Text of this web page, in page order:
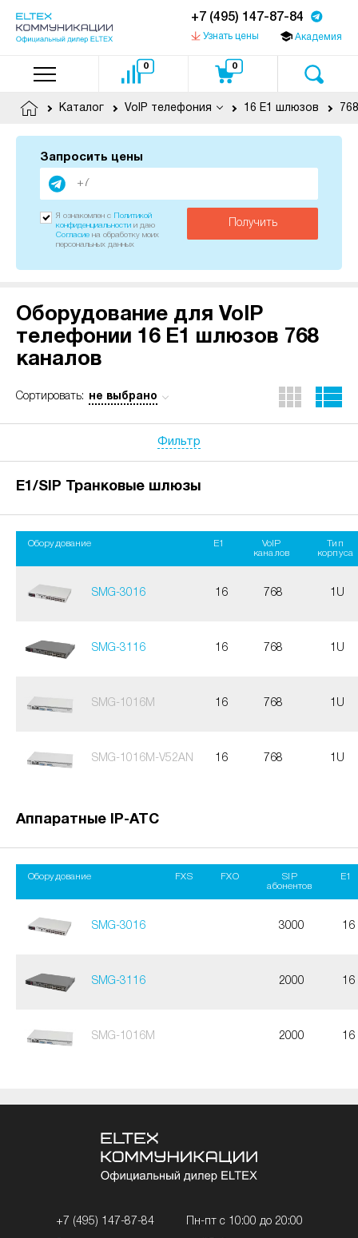
+7 (495) 147-87-84
Узнать цены Академия
0 0
Каталог VoIP телефония 16 E1 шлюзов
Запросить цены
Получить
Я ознакомлен с
Политикой
конфиденциальности и даю
Согласие на обработку моих
персональных данных
Оборудование для VoIP
телефонии 16 E1 шлюзов 768
каналов
Сортировать: не выбрано
Фильтр
E1/SIP Транковые шлюзы
Оборудование E1
VoIP
каналов
Тип
корпуса
SMG-3016 16 768 1U
SMG-3116 16 768 1U
SMG-1016M 16 768 1U
SMG-1016M-V52AN 16 768 1U
Аппаратные IP-АТС
Оборудование FXS FXO
SIP
абонентов
E1
SMG-3016 3000 16
SMG-3116 2000 16
SMG-1016M 2000 16
+7 (495) 147-87-84 Пн-пт с 10:00 до 20:00